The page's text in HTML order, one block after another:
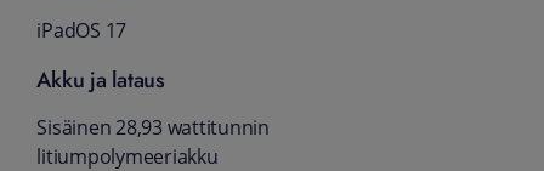
iPadOS 17
Akku ja lataus
Sisäinen 28,93 wattitunnin
litiumpolymeeriakku